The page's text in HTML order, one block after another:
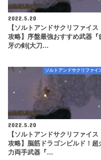
2022.5.20
【ソルトアンドサクリファイス
攻略】序盤最強おすすめ武器『
牙の剣(大刀…
ソルトアンドサクリファイ
2022.5.20
【ソルトアンドサクリファイス
攻略】脳筋ドラゴンビルド！超
力両手武器『…